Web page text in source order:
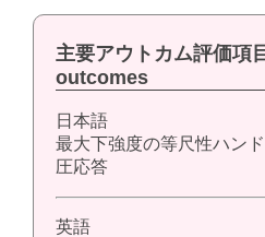
主要アウトカム評価項
outcomes
日本語
最大下強度の等尺性ハン
圧応答
英語